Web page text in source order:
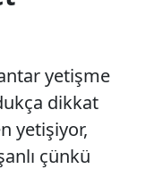
yetişme
dikkat
yetişiyor,
çünkü